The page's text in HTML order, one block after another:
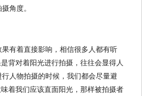
角度。
有着直接影响，相信很多人都有听
背对着阳光进行拍摄，往往会显得人
人物拍摄的时候，我们都会尽量避
着我们应该直面阳光，那样被拍摄者